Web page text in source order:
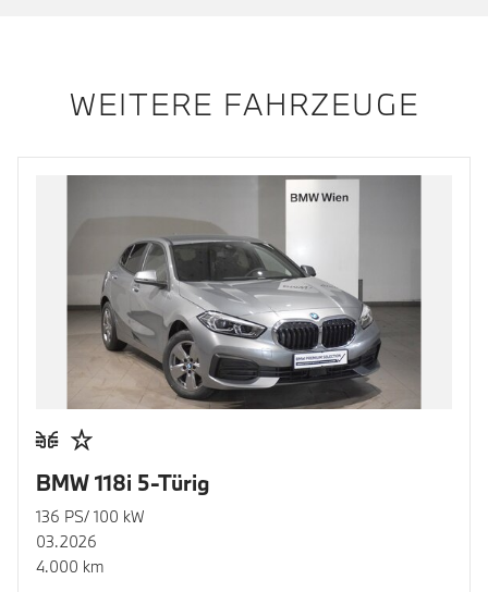
WEITERE FAHRZEUGE
BMW 118i 5-Türig
136 PS/ 100 kW
03.2026
4.000 km